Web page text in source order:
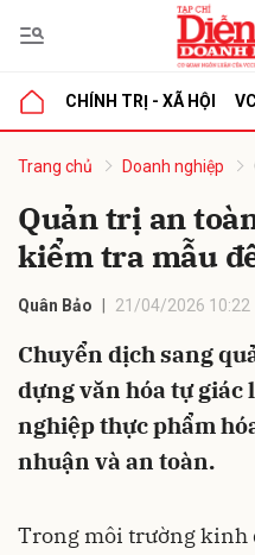
CHÍNH TRỊ - XÃ HỘI
Trang chủ Doanh nghiệp
Quản trị an
kiểm tra mẫu
Quân Bảo 21/04/2026 10:22
Chuyển dịch sang
dựng văn hóa tự giác
nghiệp thực phẩm
nhuận và an toàn.
Trong môi trường kinh
luận